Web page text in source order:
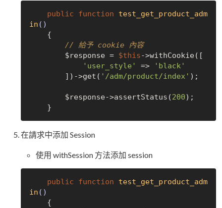
public function
test_get_product_adm
in ()
{
// 給予 cookie 內容
        $response =
$this->withCookie([
'user_style'
=>
'black'
        ])->get(
'/adm/product/index' );
        $response->assertStatus(
200);
在請求中添加 Session
使用 withSession 方法添加 session
public function
test_get_product_adm
in ()
{